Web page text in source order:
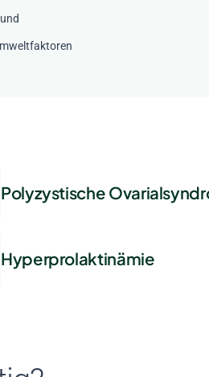
Polyzystische
Hyperprolaktinämie